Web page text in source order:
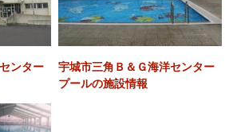
ンター
宇城市三角Ｂ＆Ｇ海洋センター
プールの施設情報